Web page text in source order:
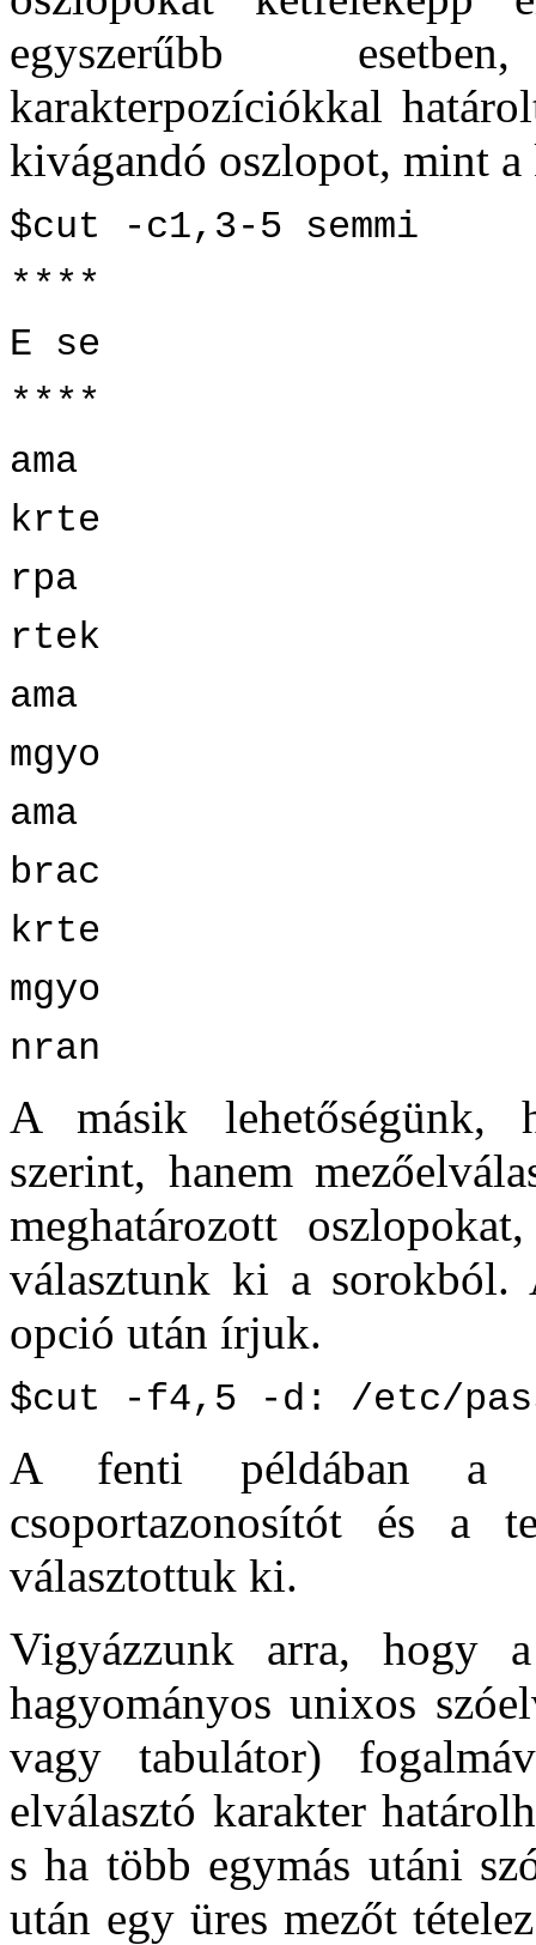
egyszerűbb
karakterpozíciókkal
kivágandó oszlopot, mint
$cut -c1,3-5 semmi
****
E se
****
ama
krte
rpa
rtek
ama
mgyo
ama
brac
krte
mgyo
nran
A másik lehetőségünk,
szerint, hanem
meghatározott
választunk ki a sorokból.
opció után írjuk.
$cut -f4,5 -d: /etc/
A fenti példában
csoportazonosítót és a
választottuk ki.
Vigyázzunk arra, hogy
hagyományos unixos
vagy tabulátor)
elválasztó karakter
s ha több egymás utáni
után egy üres mezőt